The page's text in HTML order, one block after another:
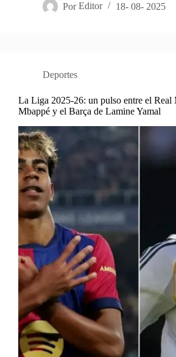
Por Editor 18- 08- 2025
Deportes
La Liga 2025-26: un pulso entre el Real
Mbappé y el Barça de Lamine Yamal